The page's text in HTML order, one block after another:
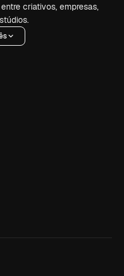
criativos, empresas,